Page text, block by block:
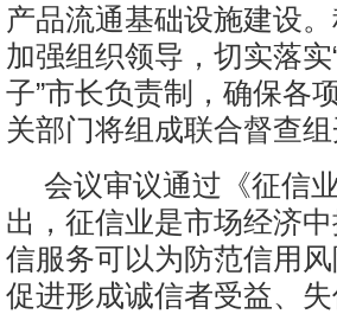
产品流通基础设施建设
加强组织领导，切实落实
子”市长负责制，确保各
关部门将组成联合督查
会议审议通过《征信
出，征信业是市场经济
信服务可以为防范信用
促进形成诚信者受益、